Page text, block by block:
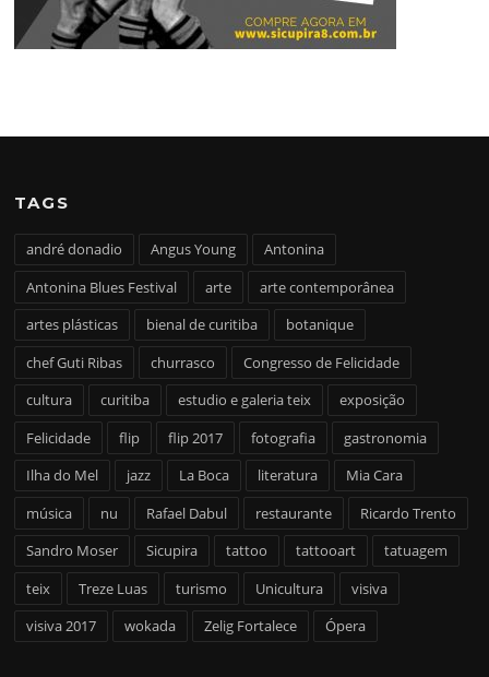
TAGS
andré donadio Angus Young
Antonina
Antonina Blues Festival
arte
arte contemporânea
artes plásticas
bienal de curitiba
botanique
chef Guti Ribas
churrasco
Congresso de Felicidade
cultura
curitiba estudio e galeria teix
exposição
Felicidade
flip flip 2017 fotografia
gastronomia
Ilha do Mel
jazz La Boca literatura
Mia Cara
música
nu Rafael Dabul restaurante
Ricardo Trento
Sandro Moser
Sicupira tattoo tattooart
tatuagem
teix
Treze Luas turismo Unicultura
visiva
visiva 2017
wokada Zelig Fortalece Ópera